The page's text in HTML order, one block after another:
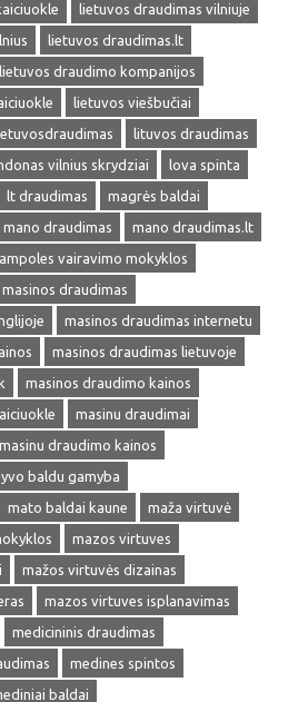
lietuvos draudimas vilniuje
lietuvos draudimas.lt
lietuvos draudimo kompanijos
lietuvos viešbučiai
lituvos draudimas
vilnius skrydziai
lova spinta
lt draudimas
magrės baldai
mano draudimas
mano draudimas.lt
vairavimo mokyklos
masinos draudimas
masinos draudimas internetu
masinos draudimas lietuvoje
masinos draudimo kainos
masinu draudimai
masinu draudimo kainos
baldu gamyba
mato baldai kaune
maža virtuvė
mazos virtuves
mažos virtuvės dizainas
mazos virtuves isplanavimas
medicininis draudimas
medines spintos
baldai